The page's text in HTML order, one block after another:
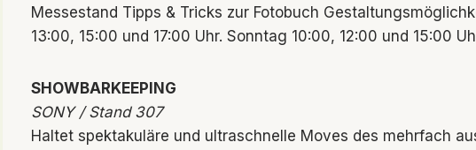
Messestand Tipps & Tricks zur Fotobuch
13:00, 15:00 und 17:00 Uhr. Sonntag 10:00, 12:00 und 15:00
SHOWBARKEEPING
SONY / Stand 307
Haltet spektakuläre und ultraschnelle Moves des mehrfach